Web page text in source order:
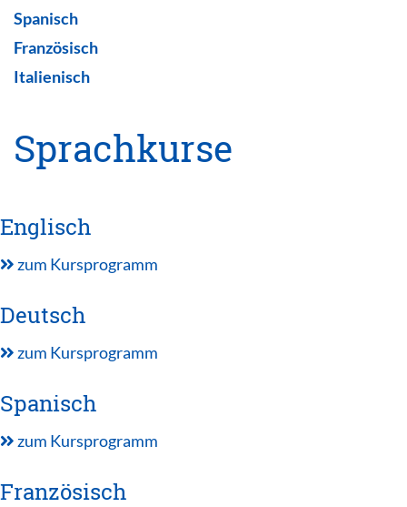
Spanisch
Französisch
Italienisch
Sprachkurse
Englisch
zum Kursprogramm
Deutsch
zum Kursprogramm
Spanisch
zum Kursprogramm
Französisch